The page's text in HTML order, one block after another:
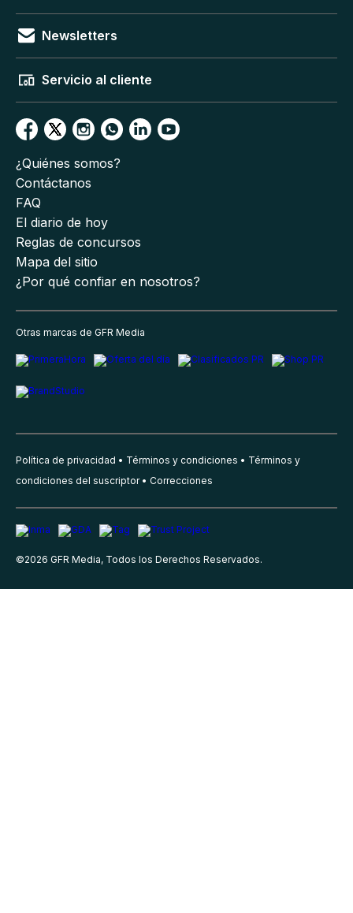
Newsletters
Servicio al cliente
¿Quiénes somos?
Contáctanos
FAQ
El diario de hoy
Reglas de concursos
Mapa del sitio
¿Por qué confiar en nosotros?
Otras marcas de GFR Media
Política de privacidad Términos y condiciones
Términos y
condiciones del suscriptor
Correcciones
©2026 GFR Media, Todos los Derechos Reservados.